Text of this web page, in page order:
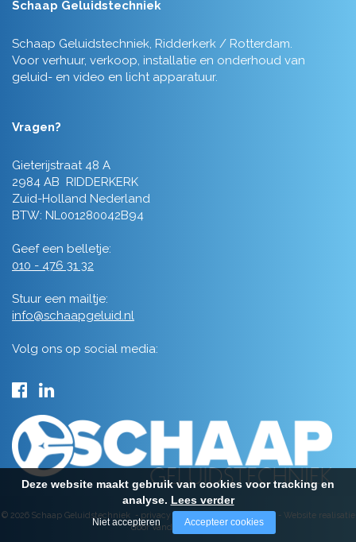
Schaap Geluidstechniek
Schaap Geluidstechniek, Ridderkerk / Rotterdam.
Voor verhuur, verkoop, installatie en onderhoud van
geluid- en video en licht apparatuur.
Vragen?
Gieterijstraat 48 A
2984 AB RIDDERKERK
Zuid-Holland Nederland
BTW: NL001280042B94
Geef een belletje:
010 - 476 31 32
Stuur een mailtje:
info@schaapgeluid.nl
Volg ons op social media:
© 2026 Schaap Geluidstechniek - privacy - algemene voorwaarden- Website realisatie
door Vanderperk Groep
Deze website maakt gebruik van cookies voor tracking en
analyse. Lees verder
Niet accepteren Accepteer cookies